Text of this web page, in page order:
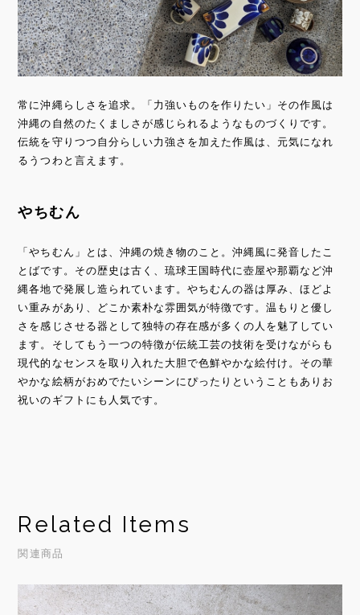
常に沖縄らしさを追求。「力強いものを作りたい」その作風は
沖縄の自然のたくましさが感じられるようなものづくりです。
伝統を守りつつ自分らしい力強さを加えた作風は、元気になれ
るうつわと言えます。
やちむん
「やちむん」とは、沖縄の焼き物のこと。沖縄風に発音したこ
とばです。その歴史は古く、琉球王国時代に壺屋や那覇など沖
縄各地で発展し造られています。やちむんの器は厚み、ほどよ
い重みがあり、どこか素朴な雰囲気が特徴です。温もりと優し
さを感じさせる器として独特の存在感が多くの人を魅了してい
ます。そしてもう一つの特徴が伝統工芸の技術を受けながらも
現代的なセンスを取り入れた大胆で色鮮やかな絵付け。その華
やかな絵柄がおめでたいシーンにぴったりということもありお
祝いのギフトにも人気です。
Related Items
関連商品